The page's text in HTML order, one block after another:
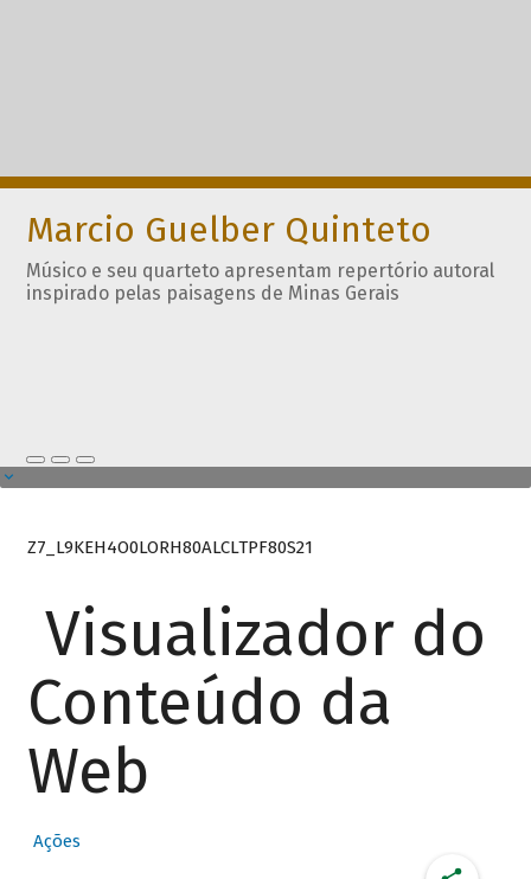
Marcio Guelber Quinteto
Músico e seu quarteto apresentam repertório autoral
inspirado pelas paisagens de Minas Gerais
Z7_L9KEH4O0LORH80ALCLTPF80S21
Visualizador do
Conteúdo da
Web
Ações